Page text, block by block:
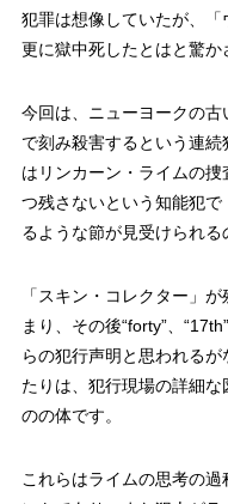
犯罪は想像していたが、「
更に獄中死したとはと驚か
今回は、ニューヨークの
で刻み殺害するという連
はリンカーン・ライムの
つ残さないという知能犯
るような節が見受けられる
「スキン・コレクター」
まり、その後“forty”、
らの犯行声明と思われる
たりは、犯行現場の詳細
のの体です。
これらはライムの思考の